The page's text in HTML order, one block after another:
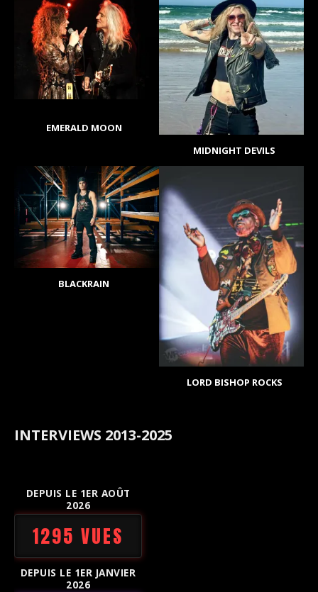
EMERALD MOON
MIDNIGHT DEVILS
BLACKRAIN
LORD BISHOP ROCKS
INTERVIEWS 2013-2025
DEPUIS LE 1ER AOÛT
2026
1295 VUES
DEPUIS LE 1ER JANVIER
2026